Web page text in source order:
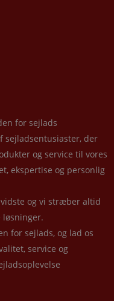
for sejlads
sejladsentusiaster, der
og service til vores
ekspertise og personlig
og vi stræber altid
løsninger.
for sejlads, og lad os
service og